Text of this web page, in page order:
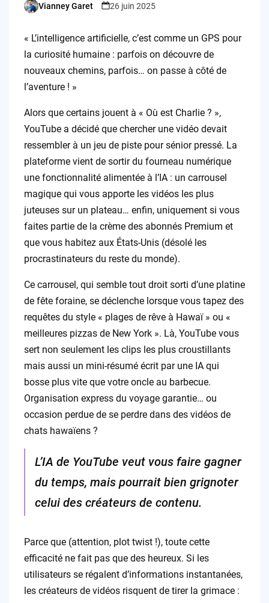
Posted
Vianney Garet 26 juin 2025
« L’intelligence artificielle, c’est comme un GPS pour
la curiosité humaine : parfois on découvre de
nouveaux chemins, parfois… on passe à côté de
l’aventure ! »
Alors que certains jouent à « Où est Charlie ? »,
YouTube a décidé que chercher une vidéo devait
ressembler à un jeu de piste pour sénior pressé. La
plateforme vient de sortir du fourneau numérique
une fonctionnalité alimentée à l’IA : un carrousel
magique qui vous apporte les vidéos les plus
juteuses sur un plateau… enfin, uniquement si vous
faites partie de la crème des abonnés Premium et
que vous habitez aux États-Unis (désolé les
procrastinateurs du reste du monde).
Ce carrousel, qui semble tout droit sorti d’une platine
de fête foraine, se déclenche lorsque vous tapez des
requêtes du style « plages de rêve à Hawaï » ou «
meilleures pizzas de New York ». Là, YouTube vous
sert non seulement les clips les plus croustillants
mais aussi un mini-résumé écrit par une IA qui
bosse plus vite que votre oncle au barbecue.
Organisation express du voyage garantie… ou
occasion perdue de se perdre dans des vidéos de
chats hawaïens ?
L’IA de YouTube veut vous faire gagner
du temps, mais pourrait bien grignoter
celui des créateurs de contenu.
Parce que (attention, plot twist !), toute cette
efficacité ne fait pas que des heureux. Si les
utilisateurs se régalent d’informations instantanées,
les créateurs de vidéos risquent de tirer la grimace :